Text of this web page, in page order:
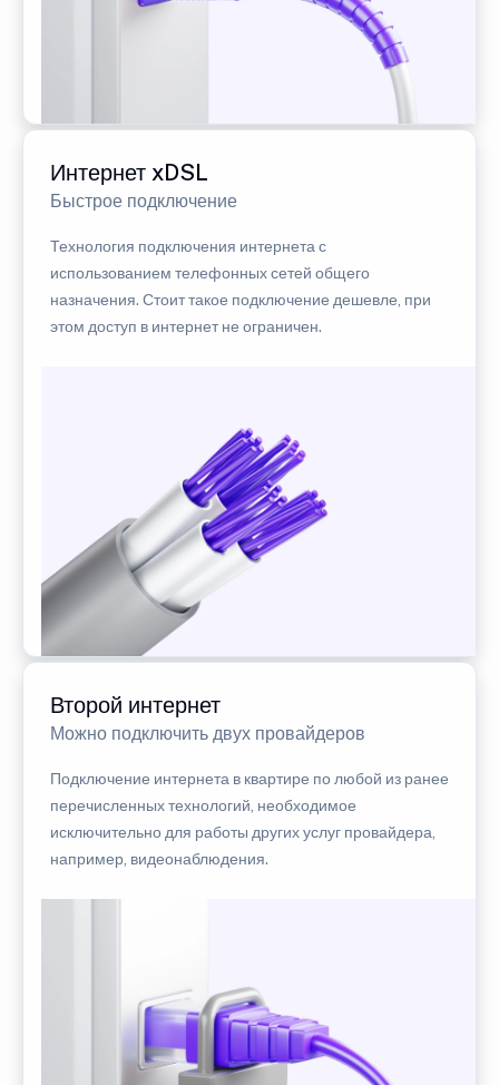
Интернет xDSL
Быстрое подключение
Технология подключения интернета с
использованием телефонных сетей общего
назначения. Стоит такое подключение дешевле, при
этом доступ в интернет не ограничен.
Второй интернет
Можно подключить двух провайдеров
Подключение интернета в квартире по любой из ранее
перечисленных технологий, необходимое
исключительно для работы других услуг провайдера,
например, видеонаблюдения.